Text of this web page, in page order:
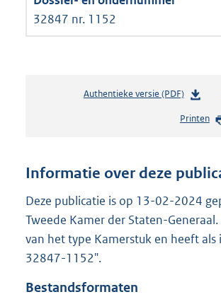
32847 nr. 1152
Authentieke versie (PDF)b
s
n
s
r
o
Printen
Informatie over deze
Deze publicatie is op 13-02-2024
Tweede Kamer der Staten-
van het type Kamerstuk en heeft
32847-1152".
Bestandsformaten